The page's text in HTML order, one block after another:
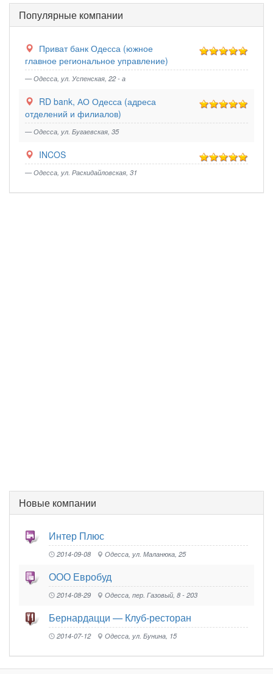
Популярные компании
Приват банк Одесса (южное
главное региональное управление)
— Одесса, ул. Успенская, 22 - а
RD bank, АО Одесса (адреса
отделений и филиалов)
— Одесса, ул. Бугаевская, 35
INCOS
— Одесса, ул. Раскидайловская, 31
Новые компании
Интер Плюс
2014-09-08 Одесса, ул. Маланюка, 25
ООО Евробуд
2014-08-29 Одесса, пер. Газовый, 8 - 203
Бернардацци — Клуб-ресторан
2014-07-12 Одесса, ул. Бунина, 15